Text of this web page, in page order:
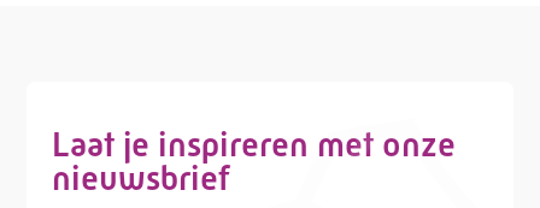
Laat je inspireren met onze
nieuwsbrief